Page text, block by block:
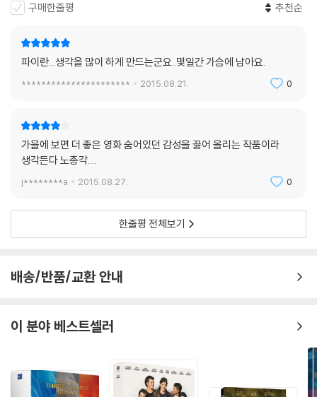
구매한줄평 추천순
파이란...생각을 많이 하게 만드는군요..몇일간 가슴에 남아요.
********************** 2015.08.21. 0
가을에 보면 더 좋은 영화 숨어있던 감성을 끓어 올리는 작품이라
생각든다 노총각....
j********a 2015.08.27. 0
한줄평 전체보기
배송/반품/교환 안내
이 분야 베스트셀러